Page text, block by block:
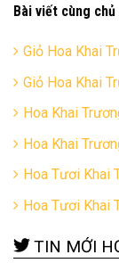
Bài viết cùng chủ
Giỏ Hoa Khai
Giỏ Hoa Khai
Hoa Khai
Hoa Khai
Hoa Tươi Khai
Hoa Tươi Khai
TIN MỚI